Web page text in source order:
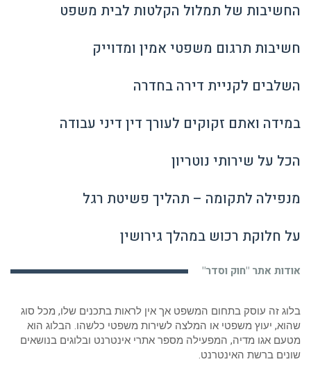
החשיבות של תמלול הקלטות לבית משפט
חשיבות תרגום משפטי אמין ומדוייק
השלבים לקניית דירה בחדרה
במידה ואתם זקוקים לעורך דין דיני עבודה
הכל על שירותי נוטריון
מנפילה לתקומה – תהליך פשיטת רגל
על חלוקת רכוש במהלך גירושין
אודות אתר "חוק וסדר"
בלוג זה עוסק בתחום המשפט אך אין לראות בתכנים שלו, מכל סוג
שהוא, יעוץ משפטי או המלצה לשירות משפטי כלשהו. הבלוג הוא
מטעם אגו מדיה, המפעילה מספר אתרי אינטרנט ובלוגים בנושאים
שונים ברשת האינטרנט.